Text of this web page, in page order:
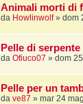
Animali morti di
da Howlinwolf» dom
Pelle di serpente
da Ofiuco07 » dom
Pelle per un
da ve87 » mar 24